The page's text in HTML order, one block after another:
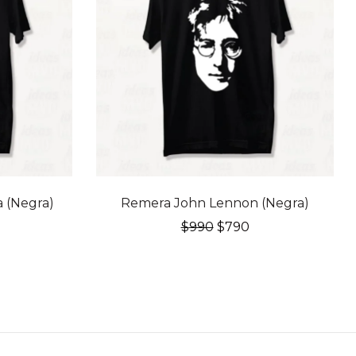
(Negra)
20% OFF
Remera John Lennon (Negra)
$990 El
$790El